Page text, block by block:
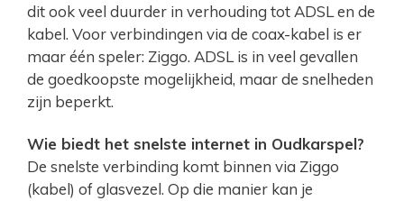
dit ook veel duurder in verhouding tot ADSL en de
kabel. Voor verbindingen via de coax-kabel is er
maar één speler: Ziggo. ADSL is in veel gevallen
de goedkoopste mogelijkheid, maar de snelheden
zijn beperkt.
Wie biedt het snelste internet in Oudkarspel?
De snelste verbinding komt binnen via Ziggo
(kabel) of glasvezel. Op die manier kan je